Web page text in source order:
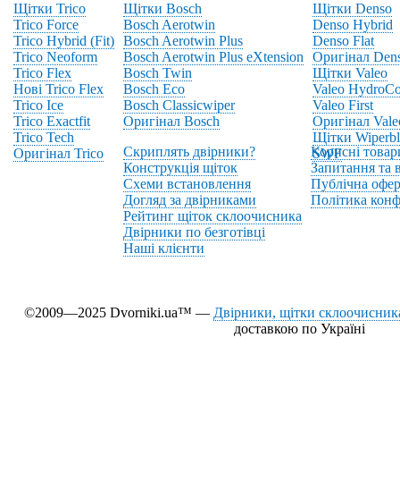
Щітки Trico
Trico Force
Trico Hybrid (Fit)
Trico Neoform
Trico Flex
Нові Trico Flex
Trico Ice
Trico Exactfit
Trico Tech
Оригінал Trico
Щітки Bosch
Bosch Aerotwin
Bosch Aerotwin Plus
Bosch Aerotwin Plus eXtension
Bosch Twin
Bosch Eco
Bosch Classicwiper
Оригінал Bosch
Щітки Denso
Denso Hybrid
Denso Flat
Оригінал
Щітки Valeo
Valeo
Valeo First
Оригінал
Щітки
SWF
Скриплять двірники?
Конструкція щіток
Схеми встановлення
Догляд за двірниками
Рейтинг щіток склоочисника
Двірники по безготівці
Наші клієнти
Корисні
Запитання та
Публічна
Політика
©2009—2025 Dvorniki.ua™ — Двірники, щітки
доставкою по Україні